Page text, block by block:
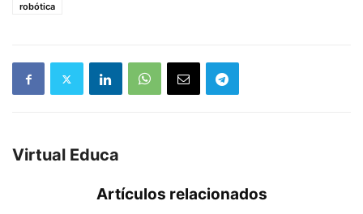
robótica
Virtual Educa
Artículos relacionados